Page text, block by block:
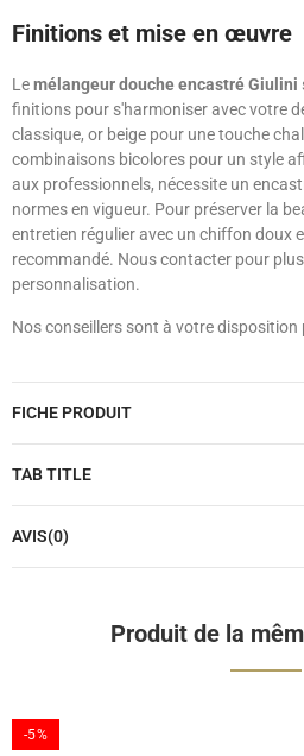
Finitions et mise en œuvre
Lemélangeur douche encastré Giulini
finitions pour s'harmoniser avec votre
classique, or beige pour une touche
combinaisons bicolores pour un style
aux professionnels, nécessite un
normes en vigueur. Pour préserver la
entretien régulier avec un chiffon doux
recommandé. Nous contacter pour
personnalisation.
Nos conseillers sont à votre
FICHE PRODUIT
TAB TITLE
AVIS(0)
Produit de la
-5%